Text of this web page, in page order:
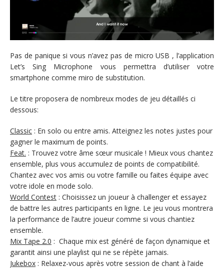
Pas de panique si vous n’avez pas de micro USB , l’application
Let’s Sing Microphone vous permettra d’utiliser votre
smartphone comme miro de substitution.
Le titre proposera de nombreux modes de jeu détaillés ci
dessous:
Classic : En solo ou entre amis. Atteignez les notes justes pour
gagner le maximum de points.
Feat. : Trouvez votre âme sœur musicale ! Mieux vous chantez
ensemble, plus vous accumulez de points de compatibilité.
Chantez avec vos amis ou votre famille ou faites équipe avec
votre idole en mode solo.
World Contest : Choisissez un joueur à challenger et essayez
de battre les autres participants en ligne. Le jeu vous montrera
la performance de l’autre joueur comme si vous chantiez
ensemble.
Mix Tape 2.0 : Chaque mix est généré de façon dynamique et
garantit ainsi une playlist qui ne se répète jamais.
Jukebox : Relaxez-vous après votre session de chant à l’aide